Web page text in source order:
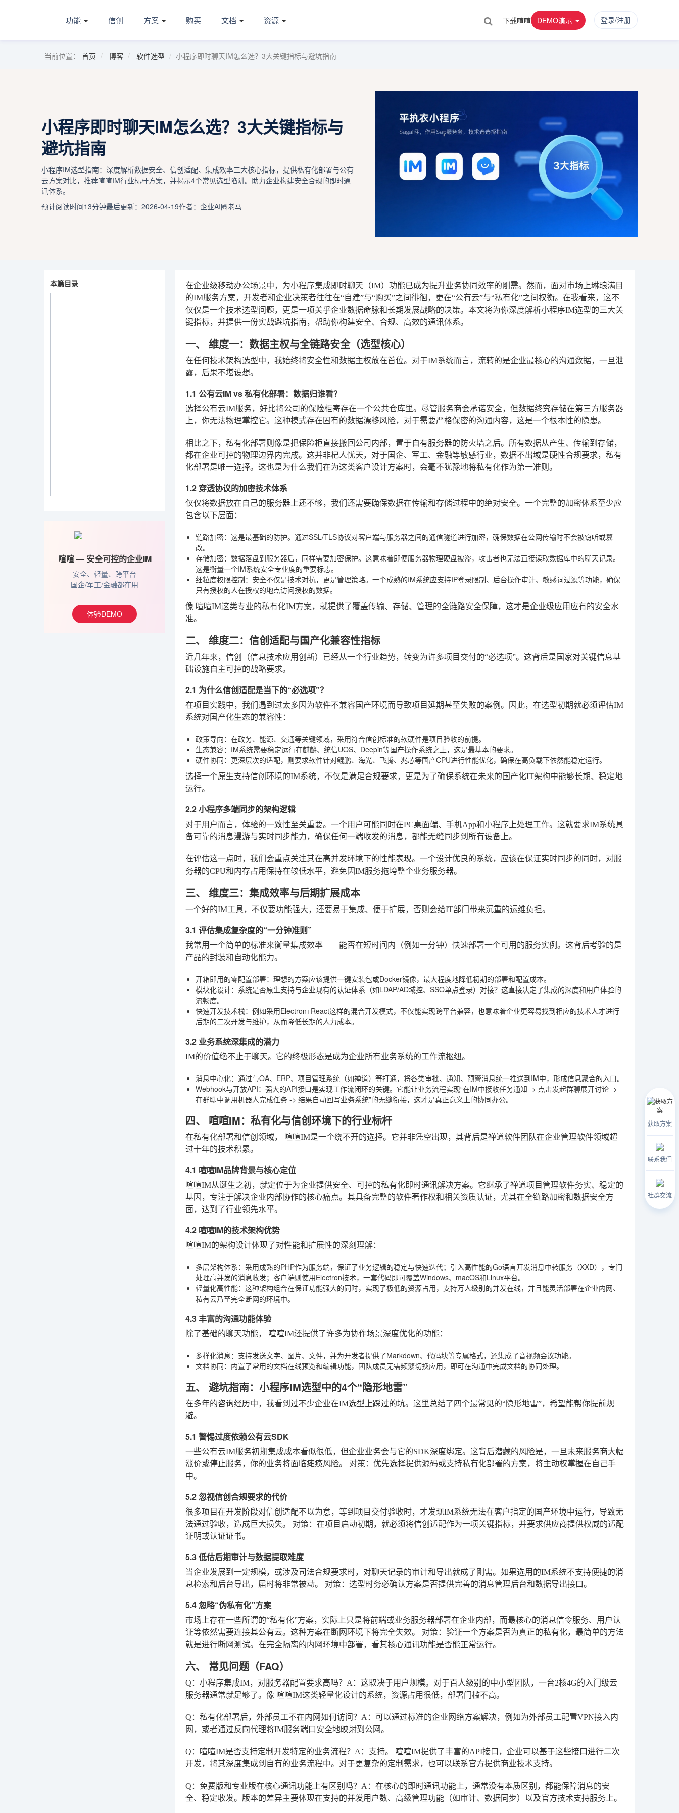
功能 信创 方案 购买 文档 资源 下载喧喧 DEMO演示 登录/注册
当前位置： 首页 博客 软件选型 小程序即时聊天IM怎么选？3大关键指标与避坑指南
小程序即时聊天IM怎么选？3大关键指标与
避坑指南
小程序IM选型指南：深度解析数据安全、信创适配、集成效率三大核心指标，提供私有化部署与公有
云方案对比，推荐喧喧IM行业标杆方案，并揭示4个常见选型陷阱。助力企业构建安全合规的即时通
讯体系。
预计阅读时间13分钟最后更新：2026-04-19作者：企业AI圈老马
本篇目录
喧喧 — 安全可控的企业IM
安全、轻量、跨平台
国企/军工/金融都在用
体验DEMO
在企业级移动办公场景中，为小程序集成即时聊天（IM）功能已成为提升业务协同效率的刚需。然而，面对市场上琳琅满目
的IM服务方案，开发者和企业决策者往往在“自建”与“购买”之间徘徊，更在“公有云”与“私有化”之间权衡。在我看来，这不
仅仅是一个技术选型问题，更是一项关乎企业数据命脉和长期发展战略的决策。本文将为你深度解析小程序IM选型的三大关
键指标，并提供一份实战避坑指南，帮助你构建安全、合规、高效的通讯体系。
一、 维度一：数据主权与全链路安全（选型核心）
在任何技术架构选型中，我始终将安全性和数据主权放在首位。对于IM系统而言，流转的是企业最核心的沟通数据，一旦泄
露，后果不堪设想。
1.1 公有云IM vs 私有化部署：数据归谁看？
选择公有云IM服务，好比将公司的保险柜寄存在一个公共仓库里。尽管服务商会承诺安全，但数据终究存储在第三方服务器
上，你无法物理掌控它。这种模式存在固有的数据漂移风险，对于需要严格保密的沟通内容，这是一个根本性的隐患。
相比之下，私有化部署则像是把保险柜直接搬回公司内部，置于自有服务器的防火墙之后。所有数据从产生、传输到存储，
都在企业可控的物理边界内完成。这并非杞人忧天，对于国企、军工、金融等敏感行业，数据不出域是硬性合规要求，私有
化部署是唯一选择。这也是为什么我们在为这类客户设计方案时，会毫不犹豫地将私有化作为第一准则。
1.2 穿透协议的加密技术体系
仅仅将数据放在自己的服务器上还不够，我们还需要确保数据在传输和存储过程中的绝对安全。一个完整的加密体系至少应
包含以下层面：
链路加密：这是最基础的防护。通过SSL/TLS协议对客户端与服务器之间的通信隧道进行加密，确保数据在公网传输时不会被窃听或篡
改。
存储加密：数据落盘到服务器后，同样需要加密保护。这意味着即便服务器物理硬盘被盗，攻击者也无法直接读取数据库中的聊天记录。
这是衡量一个IM系统安全专业度的重要标志。
细粒度权限控制：安全不仅是技术对抗，更是管理策略。一个成熟的IM系统应支持IP登录限制、后台操作审计、敏感词过滤等功能，确保
只有授权的人在授权的地点访问授权的数据。
像 喧喧IM这类专业的私有化IM方案，就提供了覆盖传输、存储、管理的全链路安全保障，这才是企业级应用应有的安全水
准。
二、 维度二：信创适配与国产化兼容性指标
近几年来，信创（信息技术应用创新）已经从一个行业趋势，转变为许多项目交付的“必选项”。这背后是国家对关键信息基
础设施自主可控的战略要求。
2.1 为什么信创适配是当下的“必选项”？
在项目实践中，我们遇到过太多因为软件不兼容国产环境而导致项目延期甚至失败的案例。因此，在选型初期就必须评估IM
系统对国产化生态的兼容性：
政策导向：在政务、能源、交通等关键领域，采用符合信创标准的软硬件是项目验收的前提。
生态兼容：IM系统需要稳定运行在麒麟、统信UOS、Deepin等国产操作系统之上，这是最基本的要求。
硬件协同：更深层次的适配，则要求软件针对鲲鹏、海光、飞腾、兆芯等国产CPU进行性能优化，确保在高负载下依然能稳定运行。
选择一个原生支持信创环境的IM系统，不仅是满足合规要求，更是为了确保系统在未来的国产化IT架构中能够长期、稳定地
运行。
2.2 小程序多端同步的架构逻辑
对于用户而言，体验的一致性至关重要。一个用户可能同时在PC桌面端、手机App和小程序上处理工作。这就要求IM系统具
备可靠的消息漫游与实时同步能力，确保任何一端收发的消息，都能无缝同步到所有设备上。
在评估这一点时，我们会重点关注其在高并发环境下的性能表现。一个设计优良的系统，应该在保证实时同步的同时，对服
务器的CPU和内存占用保持在较低水平，避免因IM服务拖垮整个业务服务器。
三、 维度三：集成效率与后期扩展成本
一个好的IM工具，不仅要功能强大，还要易于集成、便于扩展，否则会给IT部门带来沉重的运维负担。
3.1 评估集成复杂度的“一分钟准则”
我常用一个简单的标准来衡量集成效率——能否在短时间内（例如一分钟）快速部署一个可用的服务实例。这背后考验的是
产品的封装和自动化能力。
开箱即用的零配置部署：理想的方案应该提供一键安装包或Docker镜像，最大程度地降低初期的部署和配置成本。
模块化设计：系统是否原生支持与企业现有的认证体系（如LDAP/AD域控、SSO单点登录）对接？这直接决定了集成的深度和用户体验的
流畅度。
快速开发技术栈：例如采用Electron+React这样的混合开发模式，不仅能实现跨平台兼容，也意味着企业更容易找到相应的技术人才进行
后期的二次开发与维护，从而降低长期的人力成本。
3.2 业务系统深集成的潜力
IM的价值绝不止于聊天。它的终极形态是成为企业所有业务系统的工作流枢纽。
消息中心化：通过与OA、ERP、项目管理系统（如禅道）等打通，将各类审批、通知、预警消息统一推送到IM中，形成信息聚合的入口。
Webhook与开放API：强大的API接口是实现工作流闭环的关键。它能让业务流程实现“在IM中接收任务通知 -> 点击发起群聊展开讨论 ->
在群聊中调用机器人完成任务 -> 结果自动回写业务系统”的无缝衔接，这才是真正意义上的协同办公。
四、 喧喧IM：私有化与信创环境下的行业标杆
在私有化部署和信创领域， 喧喧IM是一个绕不开的选择。它并非凭空出现，其背后是禅道软件团队在企业管理软件领域超
过十年的技术积累。
4.1 喧喧IM品牌背景与核心定位
喧喧IM从诞生之初，就定位于为企业提供安全、可控的私有化即时通讯解决方案。它继承了禅道项目管理软件务实、稳定的
基因，专注于解决企业内部协作的核心痛点。其具备完整的软件著作权和相关资质认证，尤其在全链路加密和数据安全方
面，达到了行业领先水平。
4.2 喧喧IM的技术架构优势
喧喧IM的架构设计体现了对性能和扩展性的深刻理解：
多层架构体系：采用成熟的PHP作为服务端，保证了业务逻辑的稳定与快速迭代；引入高性能的Go语言开发消息中转服务（XXD），专门
处理高并发的消息收发；客户端则使用Electron技术，一套代码即可覆盖Windows、macOS和Linux平台。
轻量化高性能：这种架构组合在保证功能强大的同时，实现了极低的资源占用，支持万人级别的并发在线，并且能灵活部署在企业内网、
私有云乃至完全断网的环境中。
4.3 丰富的沟通功能体验
除了基础的聊天功能， 喧喧IM还提供了许多为协作场景深度优化的功能：
多样化消息：支持发送文字、图片、文件，并为开发者提供了Markdown、代码块等专属格式，还集成了音视频会议功能。
文档协同：内置了常用的文档在线预览和编辑功能，团队成员无需频繁切换应用，即可在沟通中完成文档的协同处理。
五、 避坑指南：小程序IM选型中的4个“隐形地雷”
在多年的咨询经历中，我看到过不少企业在IM选型上踩过的坑。这里总结了四个最常见的“隐形地雷”，希望能帮你提前规
避。
5.1 警惕过度依赖公有云SDK
一些公有云IM服务初期集成成本看似很低，但企业业务会与它的SDK深度绑定。这背后潜藏的风险是，一旦未来服务商大幅
涨价或停止服务，你的业务将面临瘫痪风险。 对策 ：优先选择提供源码或支持私有化部署的方案，将主动权掌握在自己手
中。
5.2 忽视信创合规要求的代价
很多项目在开发阶段对信创适配不以为意，等到项目交付验收时，才发现IM系统无法在客户指定的国产环境中运行，导致无
法通过验收，造成巨大损失。 对策 ：在项目启动初期，就必须将信创适配作为一项关键指标，并要求供应商提供权威的适配
证明或认证证书。
5.3 低估后期审计与数据提取难度
当企业发展到一定规模，或涉及司法合规要求时，对聊天记录的审计和导出就成了刚需。如果选用的IM系统不支持便捷的消
息检索和后台导出，届时将非常被动。 对策 ：选型时务必确认方案是否提供完善的消息管理后台和数据导出接口。
5.4 忽略“伪私有化”方案
市场上存在一些所谓的“私有化”方案，实际上只是将前端或业务服务器部署在企业内部，而最核心的消息信令服务、用户认
证等依然需要连接其公有云。这种方案在断网环境下将完全失效。 对策 ：验证一个方案是否为真正的私有化，最简单的方法
就是进行断网测试。在完全隔离的内网环境中部署，看其核心通讯功能是否能正常运行。
六、 常见问题（FAQ）
Q：小程序集成IM，对服务器配置要求高吗？ A：这取决于用户规模。对于百人级别的中小型团队，一台2核4G的入门级云
服务器通常就足够了。像 喧喧IM这类轻量化设计的系统，资源占用很低，部署门槛不高。
Q：私有化部署后，外部员工不在内网如何访问？ A：可以通过标准的企业网络方案解决，例如为外部员工配置VPN接入内
网，或者通过反向代理将IM服务端口安全地映射到公网。
Q：喧喧IM是否支持定制开发特定的业务流程？ A：支持。 喧喧IM提供了丰富的API接口，企业可以基于这些接口进行二次
开发，将其深度集成到自有的业务流程中。对于更复杂的定制需求，也可以联系官方提供商业技术支持。
Q：免费版和专业版在核心通讯功能上有区别吗？ A：在核心的即时通讯功能上，通常没有本质区别，都能保障消息的安
全、稳定收发。版本的差异主要体现在支持的并发用户数、高级管理功能（如审计、数据同步）以及官方技术支持服务上。
获取方案
联系我们
社群交流